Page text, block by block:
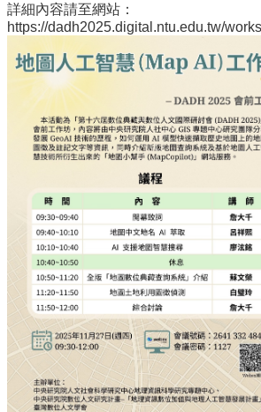
Activity
Publications
Tools
Official
Partners
詳細內容請至網站：
https://dadh2025.digital.ntu.edu.tw/